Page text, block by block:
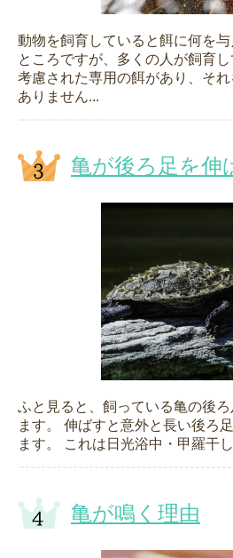
動物を飼育していると餌に何を
ところですが、多くの人が飼育
考慮された専用の餌があり、そ
ありません...
亀が後ろ足を伸
ふと見ると、飼っている亀の後
ます。 伸ばすと意外と長い後ろ
ます。 これは日光浴中・甲羅干
亀が鳴く理由